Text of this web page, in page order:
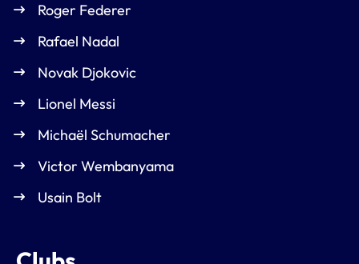
Roger Federer
Rafael Nadal
Novak Djokovic
Lionel Messi
Michaël Schumacher
Victor Wembanyama
Usain Bolt